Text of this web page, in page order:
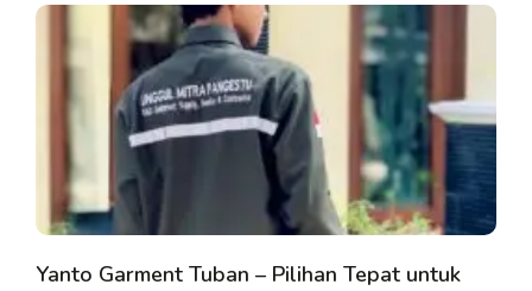
Yanto Garment Tuban – Pilihan Tepat untuk